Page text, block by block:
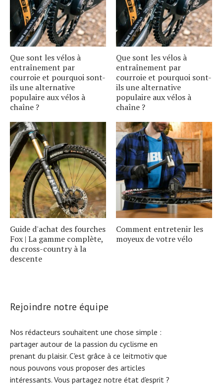
Que sont les vélos à
entraînement par
courroie et pourquoi sont-
ils une alternative
populaire aux vélos à
chaîne ?
Que sont les vélos à
entraînement par
courroie et pourquoi sont-
ils une alternative
populaire aux vélos à
chaîne ?
Guide d'achat des fourches
Fox | La gamme complète,
du cross-country à la
descente
Comment entretenir les
moyeux de votre vélo
Rejoindre notre équipe
Nos rédacteurs souhaitent une chose simple :
partager autour de la passion du cyclisme en
prenant du plaisir. C'est grâce à ce leitmotiv que
nous pouvons vous proposer des articles
intéressants. Vous partagez notre état d'esprit ?